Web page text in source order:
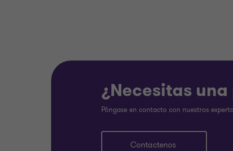
¿Necesitas
Póngase en contacto con nuestros
Contactenos